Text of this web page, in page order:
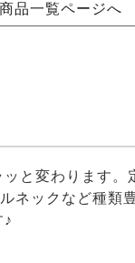
商品一覧ページへ
と変わります
ネックなど種類
♪